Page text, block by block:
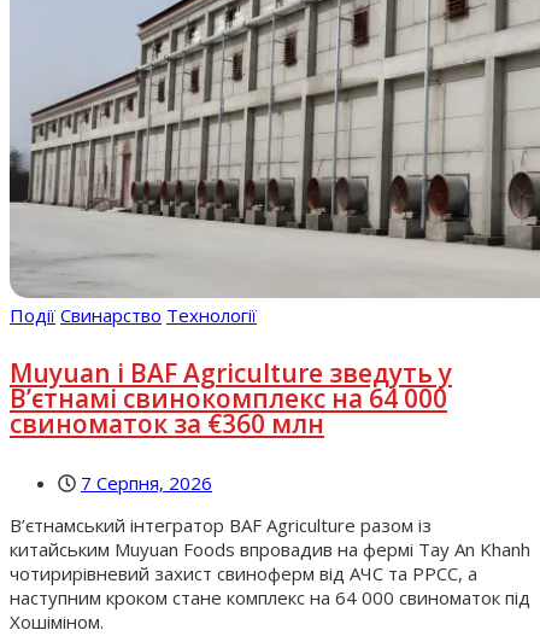
Події Свинарство Технології
Muyuan і BAF Agriculture зведуть у
В’єтнамі свинокомплекс на 64 000
свиноматок за €360 млн
7 Серпня, 2026
В’єтнамський інтегратор BAF Agriculture разом із
китайським Muyuan Foods впровадив на фермі Tay An Khanh
чотирирівневий захист свиноферм від АЧС та РРСС, а
наступним кроком стане комплекс на 64 000 свиноматок під
Хошіміном.